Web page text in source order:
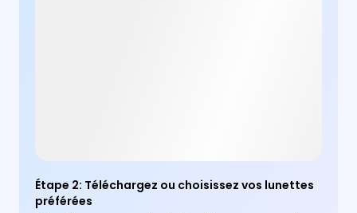
Étape 2: Téléchargez ou choisissez vos lunettes
préférées